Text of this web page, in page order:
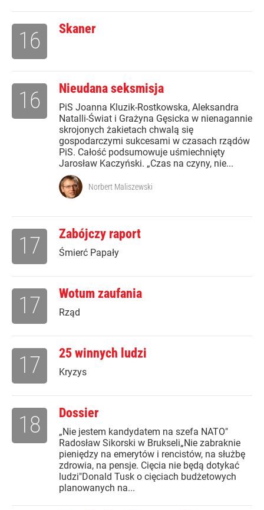
Skaner
16
Nieudana seksmisja
PiS Joanna Kluzik-Rostkowska, Aleksandra
Natalli-Świat i Grażyna Gęsicka w nienagannie
skrojonych żakietach chwalą się
gospodarczymi sukcesami w czasach rządów
PiS. Całość podsumowuje uśmiechnięty
Jarosław Kaczyński. „Czas na czyny, nie...
16
Norbert Maliszewski
Zabójczy raport
Śmierć Papały
17
Wotum zaufania
Rząd
17
25 winnych ludzi
Kryzys
17
Dossier
„Nie jestem kandydatem na szefa NATO"
Radosław Sikorski w Brukseli„Nie zabraknie
pieniędzy na emerytów i rencistów, na służbę
zdrowia, na pensje. Cięcia nie będą dotykać
ludzi"Donald Tusk o cięciach budżetowych
planowanych na...
18